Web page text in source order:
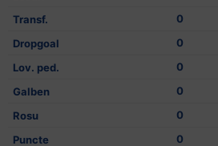
0
0
0
0
0
0